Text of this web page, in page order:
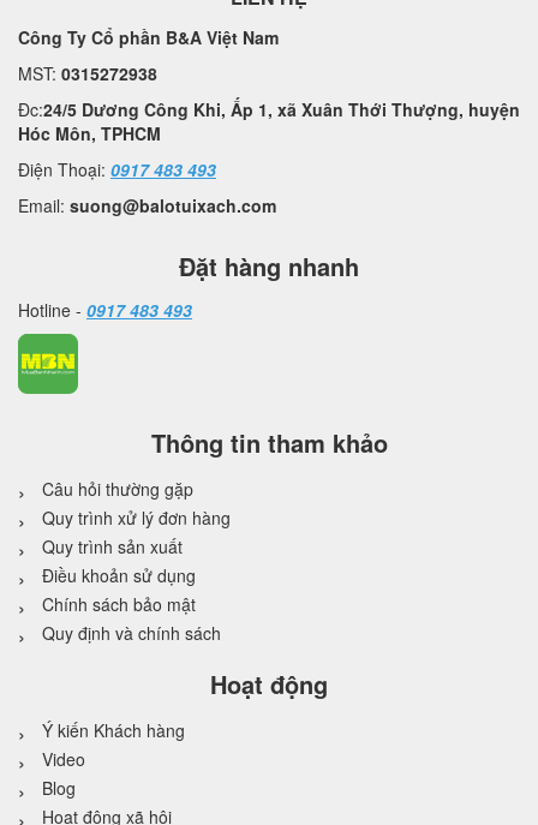
Công Ty Cổ phần B&A Việt Nam
MST: 0315272938
Đc:24/5 Dương Công Khi, Ấp 1, xã Xuân Thới Thượng, huyện
Hóc Môn, TPHCM
Điện Thoại: 0917 483 493
Email: suong@balotuixach.com
Đặt hàng nhanh
Hotline - 0917 483 493
Thông tin tham khảo
Câu hỏi thường gặp
Quy trình xử lý đơn hàng
Quy trình sản xuất
Điều khoản sử dụng
Chính sách bảo mật
Quy định và chính sách
Hoạt động
Ý kiến Khách hàng
Video
Blog
Hoạt động xã hội